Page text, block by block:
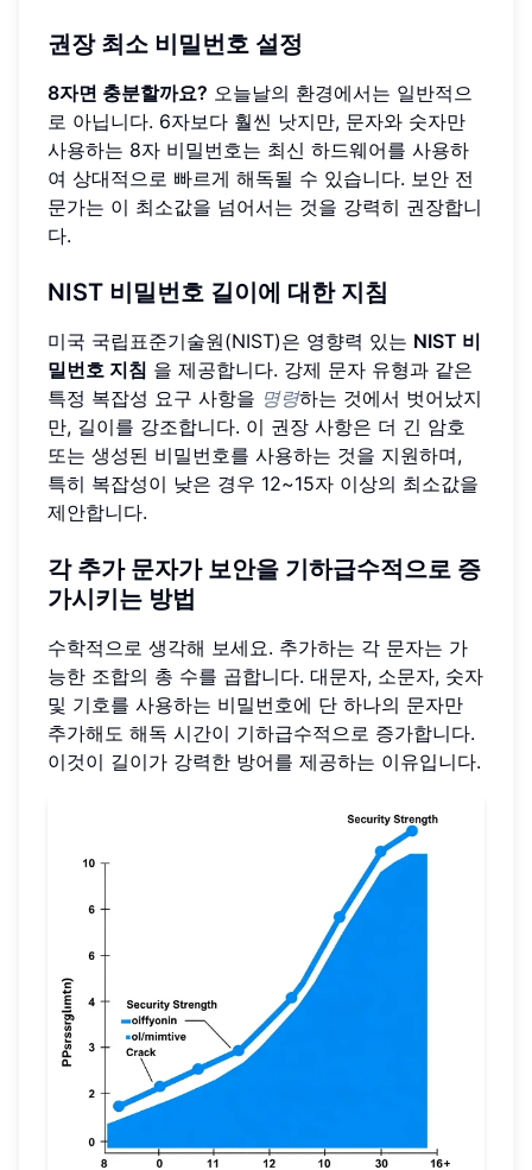
권장 최소 비밀번호 설정
8자면 충분할까요? 오늘날의 환경에서는 일반적으
로 아닙니다. 6자보다 훨씬 낫지만, 문자와 숫자만
사용하는 8자 비밀번호는 최신 하드웨어를 사용하
여 상대적으로 빠르게 해독될 수 있습니다. 보안 전
문가는 이 최소값을 넘어서는 것을 강력히 권장합니
다.
NIST 비밀번호 길이에 대한 지침
미국 국립표준기술원(NIST)은 영향력 있는 NIST 비
밀번호 지침 을 제공합니다. 강제 문자 유형과 같은
특정 복잡성 요구 사항을 명령하는 것에서 벗어났지
만, 길이를 강조합니다. 이 권장 사항은 더 긴 암호
또는 생성된 비밀번호를 사용하는 것을 지원하며,
특히 복잡성이 낮은 경우 12~15자 이상의 최소값을
제안합니다.
각 추가 문자가 보안을 기하급수적으로 증
가시키는 방법
수학적으로 생각해 보세요. 추가하는 각 문자는 가
능한 조합의 총 수를 곱합니다. 대문자, 소문자, 숫자
및 기호를 사용하는 비밀번호에 단 하나의 문자만
추가해도 해독 시간이 기하급수적으로 증가합니다.
이것이 길이가 강력한 방어를 제공하는 이유입니다.